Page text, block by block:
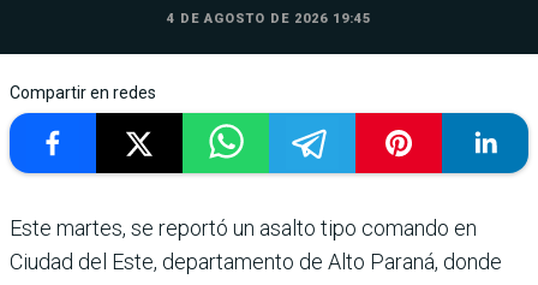
4 DE AGOSTO DE 2026 19:45
Compartir en redes
Este martes, se reportó un asalto tipo comando en
Ciudad del Este, departamento de Alto Paraná, donde